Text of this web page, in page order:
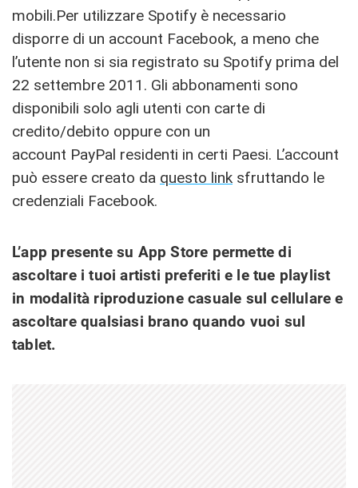
mobili.Per utilizzare Spotify è necessario
disporre di un account Facebook, a meno che
l’utente non si sia registrato su Spotify prima del
22 settembre 2011. Gli abbonamenti sono
disponibili solo agli utenti con carte di
credito/debito oppure con un
account PayPal residenti in certi Paesi. L’account
può essere creato da questo link sfruttando le
credenziali Facebook.
L’app presente su App Store permette di
ascoltare i tuoi artisti preferiti e le tue playlist
in modalità riproduzione casuale sul cellulare e
ascoltare qualsiasi brano quando vuoi sul
tablet.